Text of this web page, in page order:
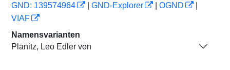
GND: 139574964
GND-Explorer OGND
VIAF
Namensvarianten
Planitz, Leo Edler von